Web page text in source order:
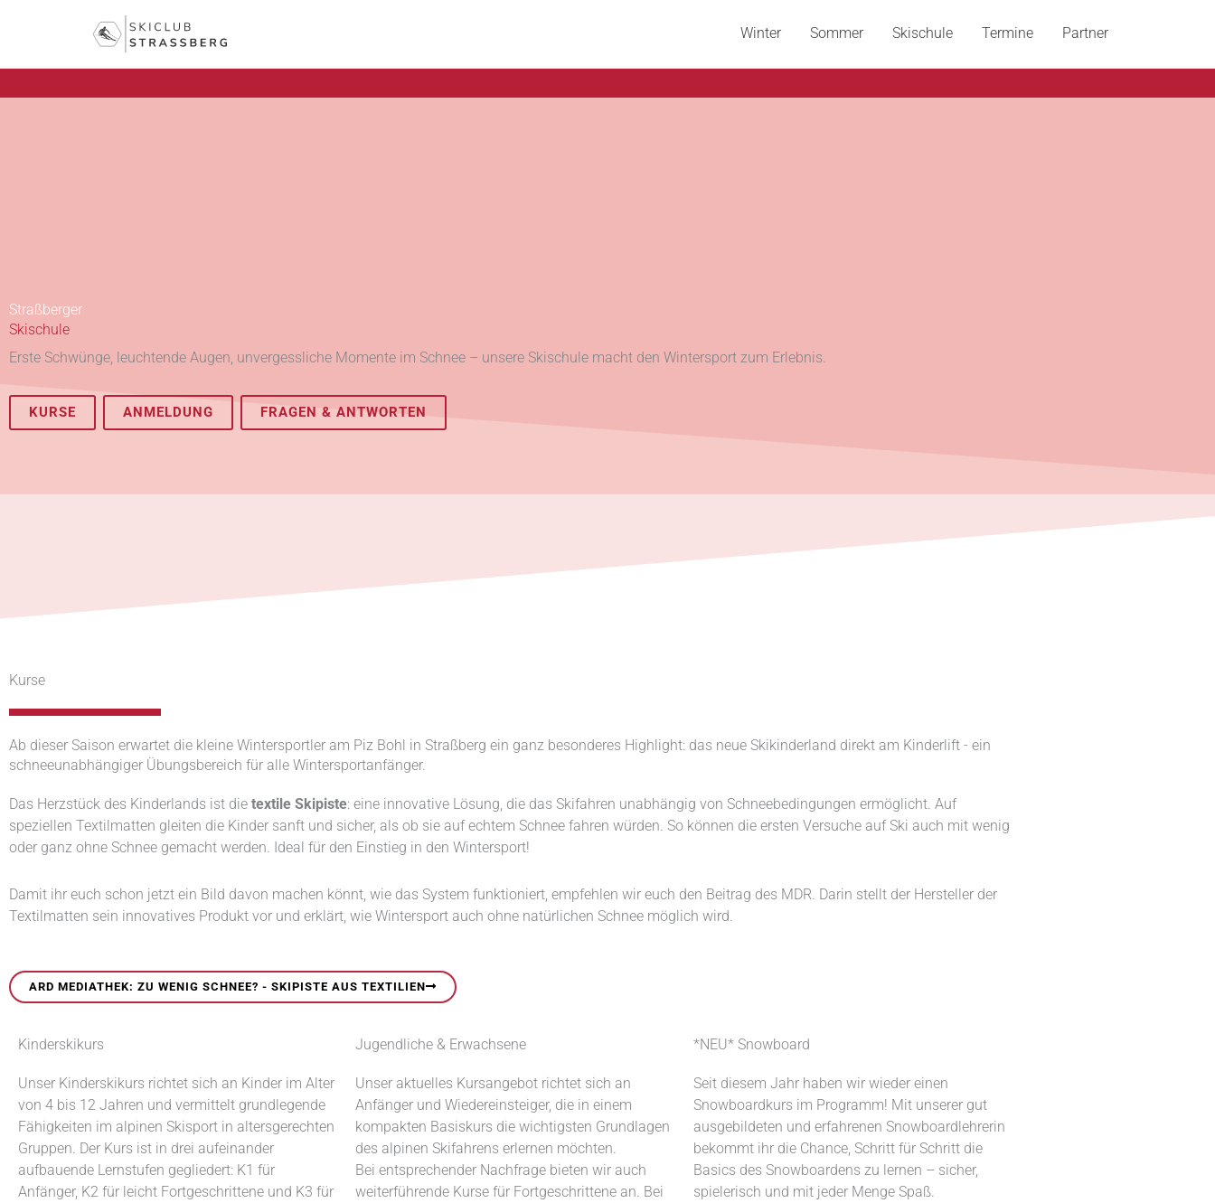
Winter Sommer Skischule Termine Partner
Straßberger
Skischule
Erste Schwünge, leuchtende Augen, unvergessliche Momente im Schnee – unsere Skischule macht den Wintersport zum Erlebnis.
KURSE ANMELDUNG FRAGEN & ANTWORTEN
Kurse
Ab dieser Saison erwartet die kleine Wintersportler am Piz Bohl in Straßberg ein ganz besonderes Highlight: das neue Skikinderland direkt am Kinderlift - ein
schneeunabhängiger Übungsbereich für alle Wintersportanfänger.
Das Herzstück des Kinderlands ist die textile Skipiste: eine innovative Lösung, die das Skifahren unabhängig von Schneebedingungen ermöglicht. Auf
speziellen Textilmatten gleiten die Kinder sanft und sicher, als ob sie auf echtem Schnee fahren würden. So können die ersten Versuche auf Ski auch mit wenig
oder ganz ohne Schnee gemacht werden. Ideal für den Einstieg in den Wintersport!
Damit ihr euch schon jetzt ein Bild davon machen könnt, wie das System funktioniert, empfehlen wir euch den Beitrag des MDR. Darin stellt der Hersteller der
Textilmatten sein innovatives Produkt vor und erklärt, wie Wintersport auch ohne natürlichen Schnee möglich wird.
ARD MEDIATHEK: ZU WENIG SCHNEE? - SKIPISTE AUS TEXTILIEN
Kinderskikurs
Unser Kinderskikurs richtet sich an Kinder im Alter
von 4 bis 12 Jahren und vermittelt grundlegende
Fähigkeiten im alpinen Skisport in altersgerechten
Gruppen. Der Kurs ist in drei aufeinander
aufbauende Lernstufen gegliedert: K1 für
Anfänger, K2 für leicht Fortgeschrittene und K3 für
Jugendliche & Erwachsene
Unser aktuelles Kursangebot richtet sich an
Anfänger und Wiedereinsteiger, die in einem
kompakten Basiskurs die wichtigsten Grundlagen
des alpinen Skifahrens erlernen möchten.
Bei entsprechender Nachfrage bieten wir auch
weiterführende Kurse für Fortgeschrittene an. Bei
*NEU* Snowboard
Seit diesem Jahr haben wir wieder einen
Snowboardkurs im Programm! Mit unserer gut
ausgebildeten und erfahrenen Snowboardlehrerin
bekommt ihr die Chance, Schritt für Schritt die
Basics des Snowboardens zu lernen – sicher,
spielerisch und mit jeder Menge Spaß.